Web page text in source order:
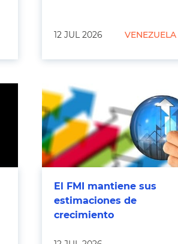
12 JUL 2026 VENEZUELA
El FMI mantiene sus
estimaciones de
crecimiento